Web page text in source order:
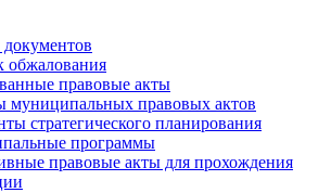
документов
обжалования
правовые акты
муниципальных правовых актов
стратегического планирования
программы
правовые акты для прохождения